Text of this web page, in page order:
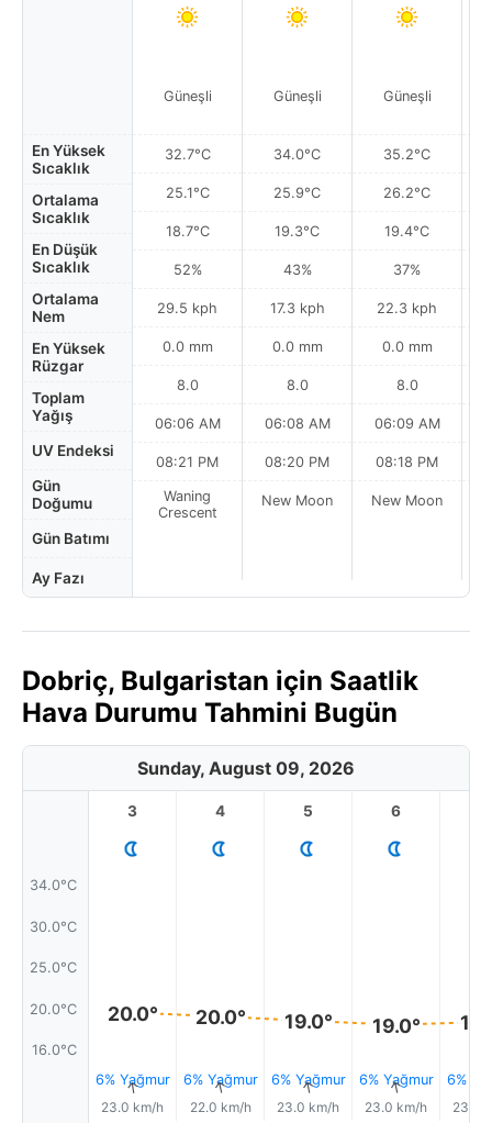
En Yüksek
Sıcaklık
Ortalama
Sıcaklık
En Düşük
Sıcaklık
Ortalama
Nem
En Yüksek
Rüzgar
Toplam
Yağış
UV Endeksi
Gün
Doğumu
Gün Batımı
Ay Fazı
Güneşli
32.7°C
25.1°C
18.7°C
52%
29.5 kph
0.0 mm
8.0
06:06 AM
08:21 PM
Waning
Crescent
Güneşli
34.0°C
25.9°C
19.3°C
43%
17.3 kph
0.0 mm
8.0
06:08 AM
08:20 PM
New Moon
Güneşli
35.2°C
26.2°C
19.4°C
37%
22.3 kph
0.0 mm
8.0
06:09 AM
08:18 PM
New Moon
Dobriç, Bulgaristan için Saatlik
Hava Durumu Tahmini Bugün
Sunday, August 09, 2026
34.0°C
30.0°C
25.0°C
20.0°C
16.0°C
3
20.0°
6% Yağmur
↑
23.0 km/h
4
20.0°
6% Yağmur
↑
22.0 km/h
5
19.0°
6% Yağmur
↑
23.0 km/h
6
19.0°
6% Yağmur
↑
23.0 km/h
6%
23.0